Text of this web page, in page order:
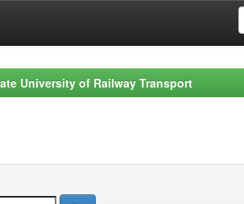
University of Railway Transport